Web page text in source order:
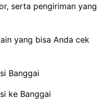
serta pengiriman yang
yang bisa Anda cek
Banggai
ke Banggai